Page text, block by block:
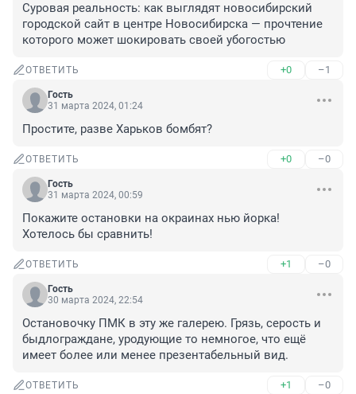
Суровая реальность: как выглядят новосибирский
городской сайт в центре Новосибирска — прочтение
которого может шокировать своей убогостью
ОТВЕТИТЬ +0 –1
Гость
31 марта 2024, 01:24
Простите, разве Харьков бомбят?
ОТВЕТИТЬ +0 –0
Гость
31 марта 2024, 00:59
Покажите остановки на окраинах нью йорка!
Хотелось бы сравнить!
ОТВЕТИТЬ +1 –0
Гость
30 марта 2024, 22:54
Остановочку ПМК в эту же галерею. Грязь, серость и
быдлограждане, уродующие то немногое, что ещё
имеет более или менее презентабельный вид.
ОТВЕТИТЬ +1 –0